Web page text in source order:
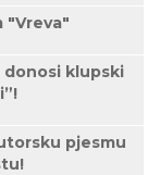
"Vreva"
donosi klupski
pjesmu